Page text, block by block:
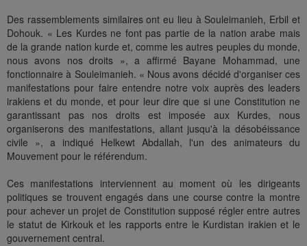
Des rassemblements similaires ont eu lieu à Souleimanieh, Erbil et
Dohouk. « Les Kurdes ne font pas partie de la nation arabe mais
de la grande nation kurde et, comme les autres peuples du monde,
nous avons nos droits », a affirmé Bayane Mohammad, une
fonctionnaire à Souleimanieh. « Nous avons décidé d'organiser ces
manifestations pour faire entendre notre voix auprès des leaders
irakiens et du monde, et pour leur dire que si une Constitution ne
garantissant pas nos droits est imposée aux Kurdes, nous
organiserons des manifestations, allant jusqu'à la désobéissance
civile », a indiqué Helkewt Abdallah, l'un des animateurs du
Mouvement pour le référendum.
Ces manifestations interviennent au moment où les dirigeants
politiques se trouvent engagés dans une course contre la montre
pour achever un projet de Constitution supposé régler entre autres
le statut de Kirkouk et les rapports entre le Kurdistan irakien et le
gouvernement central.